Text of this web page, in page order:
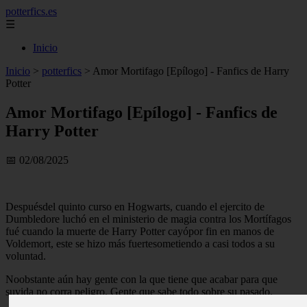
potterfics.es
☰
Inicio
Inicio > potterfics > Amor Mortifago [Epílogo] - Fanfics de Harry
Potter
Amor Mortifago [Epílogo] - Fanfics de
Harry Potter
📅 02/08/2025
Despuésdel quinto curso en Hogwarts, cuando el ejercito de
Dumbledore luchó en el ministerio de magia contra los Mortífagos
fué cuando la muerte de Harry Potter cayópor fin en manos de
Voldemort, este se hizo más fuertesometiendo a casi todos a su
voluntad.
Noobstante aún hay gente con la que tiene que acabar para que
suvida no corra peligro. Gente que sabe todo sobre su pasado.